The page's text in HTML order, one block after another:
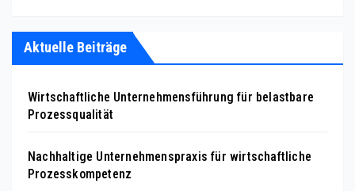
Aktuelle Beiträge
Wirtschaftliche Unternehmensführung für belastbare
Prozessqualität
Nachhaltige Unternehmenspraxis für wirtschaftliche
Prozesskompetenz